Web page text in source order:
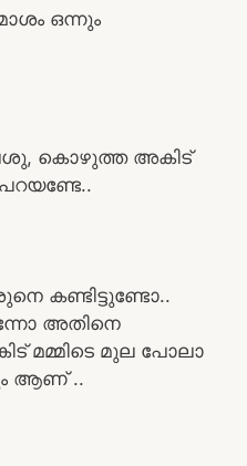
ഒന്നും
പശു, കൊഴുത്ത അകിട്
കണ്ടിട്ടുണ്ടോ..
അതിനെ
മമ്മിടെ മുല പോലാ
ആണ് ..